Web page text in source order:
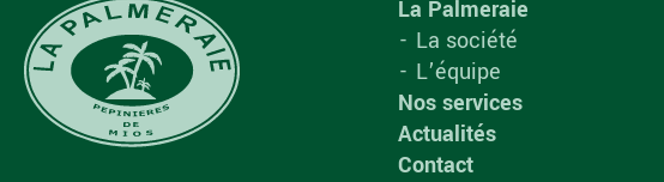
La Palmeraie
La société
L’équipe
Nos services
Actualités
Contact